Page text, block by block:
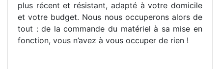
plus récent et résistant, adapté à votre domicile
et votre budget. Nous nous occuperons alors de
tout : de la commande du matériel à sa mise en
fonction, vous n’avez à vous occuper de rien !